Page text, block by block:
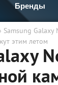
Бренды
Samsung Galaxy
этим летом